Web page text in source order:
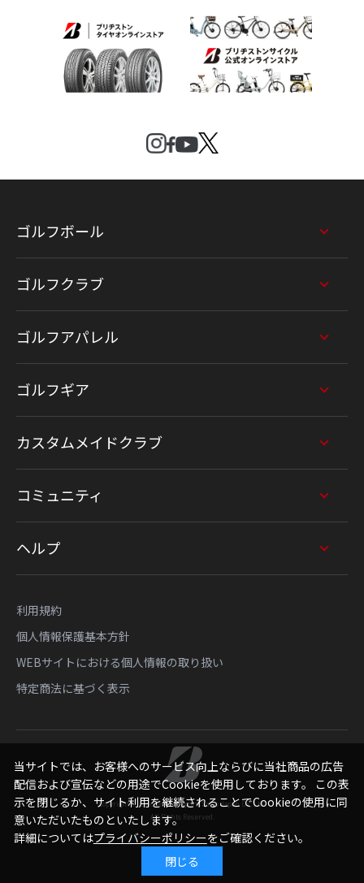
ゴルフボール
ゴルフクラブ
ゴルフアパレル
ゴルフギア
カスタムメイドクラブ
コミュニティ
ヘルプ
利用規約
個人情報保護基本方針
WEBサイトにおける個人情報の取り扱い
特定商法に基づく表示
Copyright © Bridgestone Sports Sales Japan Co., Ltd.
All Rights Reserved.
当サイトでは、お客様へのサービス向上ならびに当社商品の広告
配信および宣伝などの用途でCookieを使用しております。 この表
示を閉じるか、サイト利用を継続されることでCookieの使用に同
意いただいたものといたします。
詳細についてはプライバシーポリシーをご確認ください。
閉じる